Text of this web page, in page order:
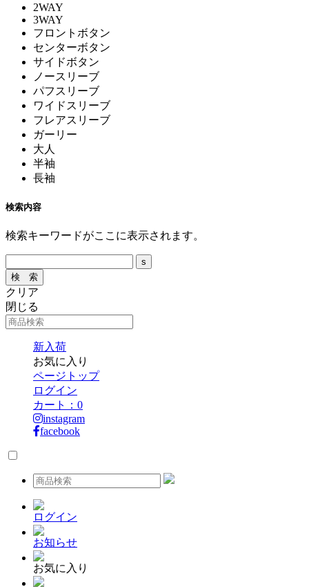
2WAY
3WAY
フロントボタン
センターボタン
サイドボタン
ノースリーブ
パフスリーブ
ワイドスリーブ
フレアスリーブ
ガーリー
大人
半袖
長袖
検索内容
検索キーワードがここに表示されます。
クリア
閉じる
新入荷
お気に入り
ページトップ
ログイン
カート： 0
instagram
facebook
ログイン
お知らせ
お気に入り